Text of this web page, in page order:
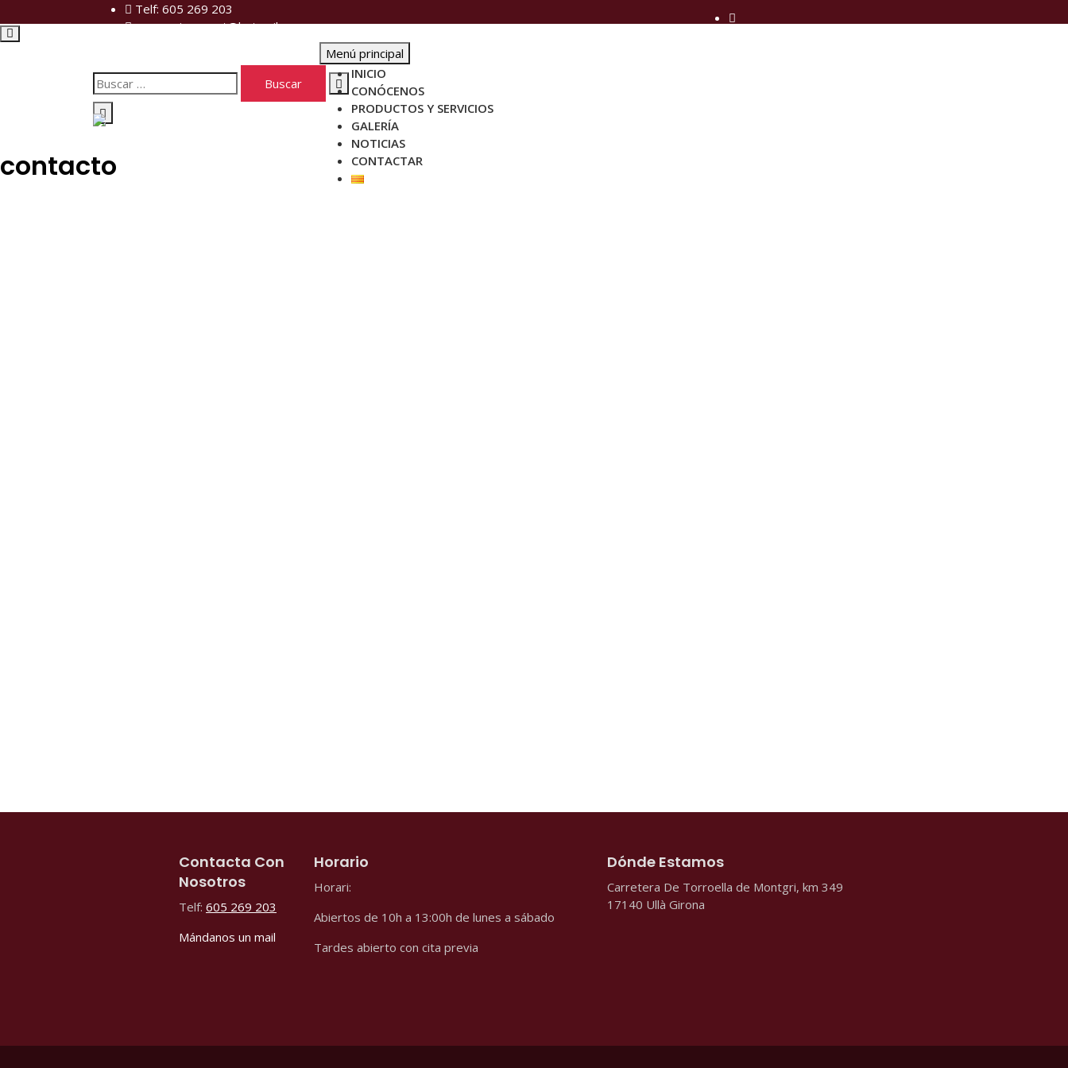
Telf: 605 269 203
xemeneiespayet@hotmail.com
Menú principal
INICIO
CONÓCENOS
PRODUCTOS Y SERVICIOS
GALERÍA
NOTICIAS
CONTACTAR
contacto
Contacta Con
Nosotros
Telf: 605 269 203
Mándanos un mail
Horario
Horari:
Abiertos de 10h a 13:00h de lunes a sábado
Tardes abierto con cita previa
Dónde Estamos
Carretera De Torroella de Montgri, km 349
17140 Ullà Girona